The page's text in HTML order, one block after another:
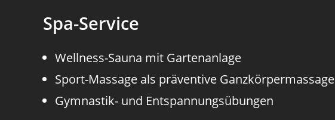
Spa-Service
Wellness-Sauna mit Gartenanlage
Sport-Massage als präventive Ganzkörpermassage
Gymnastik- und Entspannungsübungen